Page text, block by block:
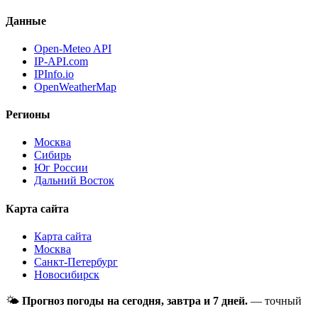
Данные
Open-Meteo API
IP-API.com
IPInfo.io
OpenWeatherMap
Регионы
Москва
Сибирь
Юг России
Дальний Восток
Карта сайта
Карта сайта
Москва
Санкт-Петербург
Новосибирск
🌤 Прогноз погоды на сегодня, завтра и 7 дней. — точный